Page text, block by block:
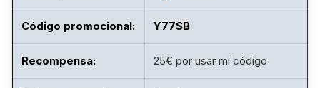
Código promocional: Y77SB
Recompensa: 25€ por usar mi código